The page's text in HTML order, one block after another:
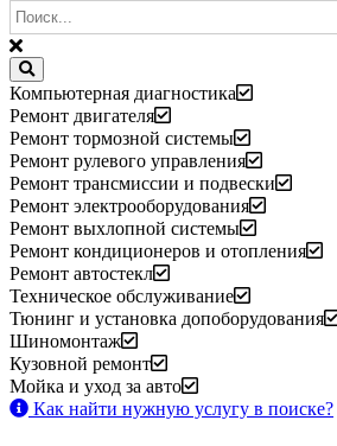
Компьютерная диагностика
Ремонт двигателя
Ремонт тормозной системы
Ремонт рулевого управления
Ремонт трансмиссии и подвески
Ремонт электрооборудования
Ремонт выхлопной системы
Ремонт кондиционеров и отопления
Ремонт автостекл
Техническое обслуживание
Тюнинг и установка допоборудования
Шиномонтаж
Кузовной ремонт
Мойка и уход за авто
Как найти нужную услугу в поиске?